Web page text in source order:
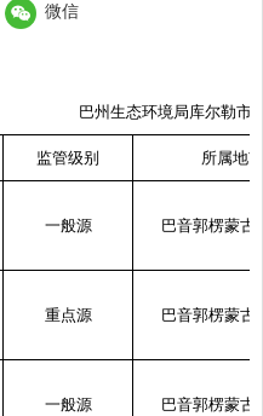
微信
巴州生态环境局库尔勒市
监管级别 所属地市
一般源 巴音郭楞蒙古
重点源 巴音郭楞蒙古
一般源 巴音郭楞蒙古